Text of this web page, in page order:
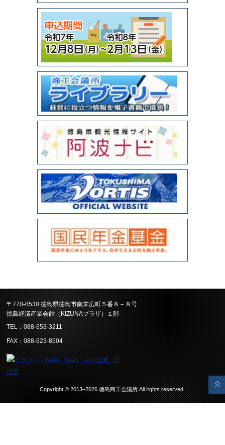
〒770-8530 徳島県徳島市南末広町５番８－８号
徳島経済産業会館（KIZUNAプラザ）１階
TEL：088-653-3211
FAX：088-623-8504
Copyright © 2013–2026 徳島商工会議所.All rights reserved.